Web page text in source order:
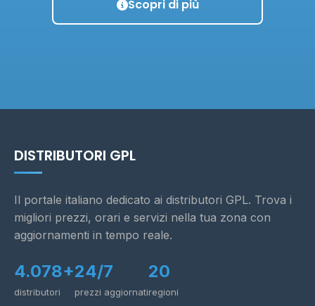
Scopri di più
DISTRIBUTORI GPL
Il portale italiano dedicato ai distributori GPL. Trova i
migliori prezzi, orari e servizi nella tua zona con
aggiornamenti in tempo reale.
4.078+
distributori
24/7
prezzi aggiornati
20
regioni